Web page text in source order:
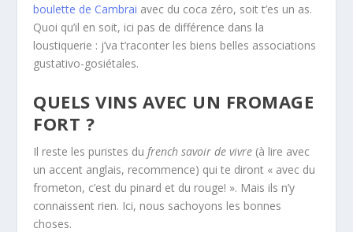
boulette de Cambrai avec du coca zéro, soit t’es un as.
Quoi qu’il en soit, ici pas de différence dans la
loustiquerie : j’va t’raconter les biens belles associations
gustativo-gosiétales.
QUELS VINS AVEC UN FROMAGE
FORT ?
Il reste les puristes du french savoir de vivre (à lire avec
un accent anglais, recommence) qui te diront « avec du
frometon, c’est du pinard et du rouge! ». Mais ils n’y
connaissent rien. Ici, nous sachoyons les bonnes
choses.